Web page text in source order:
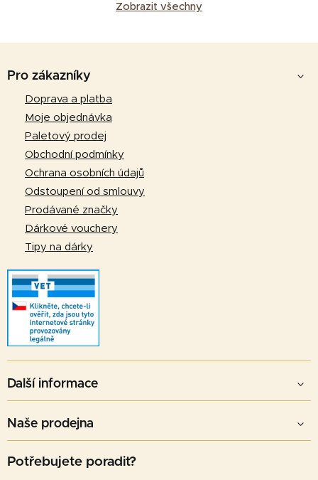
Zobrazit všechny
Pro zákazníky
Doprava a platba
Moje objednávka
Paletový prodej
Obchodní podmínky
Ochrana osobních údajů
Odstoupení od smlouvy
Prodávané značky
Dárkové vouchery
Tipy na dárky
Další informace
Naše prodejna
Potřebujete poradit?